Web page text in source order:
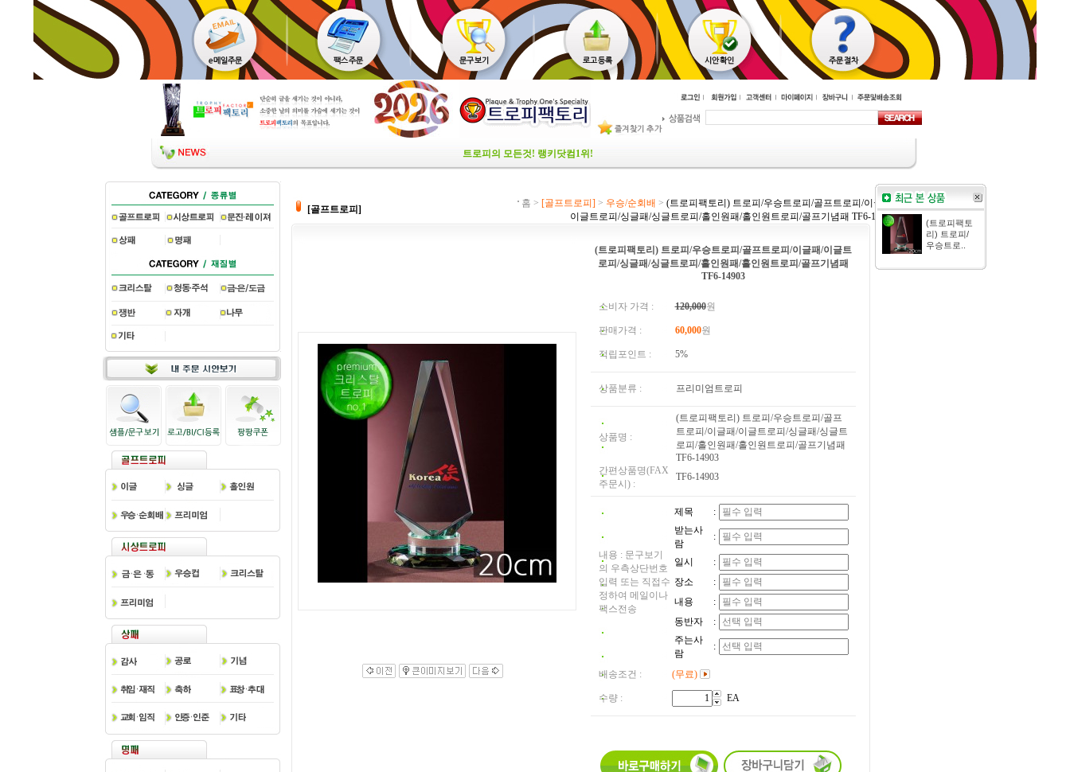
트로피의 모든것! 랭키닷컴1위!
[골프트로피]
홈 > [골프트로피] > 우승/순회배 > (트로피팩토리) 트로피/우승트로피/골프트로피/이글패/
이글트로피/싱글패/싱글트로피/홀인원패/홀인원트로피/골프기념패 TF6-14903
(트로피팩토리) 트로피/우승트로피/골프트로피/이글패/이글트
로피/싱글패/싱글트로피/홀인원패/홀인원트로피/골프기념패
TF6-14903
소비자 가격 : 120,000원
판매가격 : 60,000원
적립포인트 : 5%
상품분류 : 프리미엄트로피
상품명 :
(트로피팩토리) 트로피/우승트로피/골프
트로피/이글패/이글트로피/싱글패/싱글트
로피/홀인원패/홀인원트로피/골프기념패
TF6-14903
간편상품명(FAX
주문시) :
TF6-14903
내용 : 문구보기
의 우측상단번호
입력 또는 직접수
정하여 메일이나
팩스전송
제목
:
받는사
람
:
일시
:
장소
:
내용
:
동반자
:
주는사
람
:
배송조건 : (무료)
수량 : EA
(트로피팩토
리) 트로피/
우승트로..